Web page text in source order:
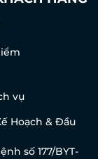
vụ
Hoạch & Đầu
số 177/BYT-